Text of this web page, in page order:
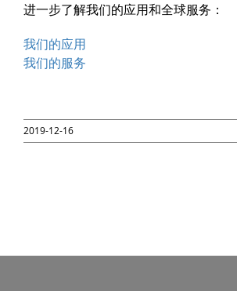
进一步了解我们的应用和全球服务：
我们的应用
我们的服务
2019-12-16